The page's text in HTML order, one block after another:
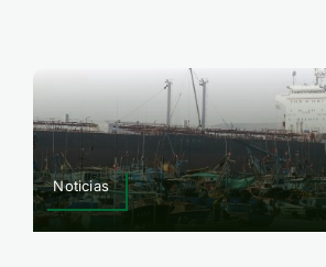
Noticias